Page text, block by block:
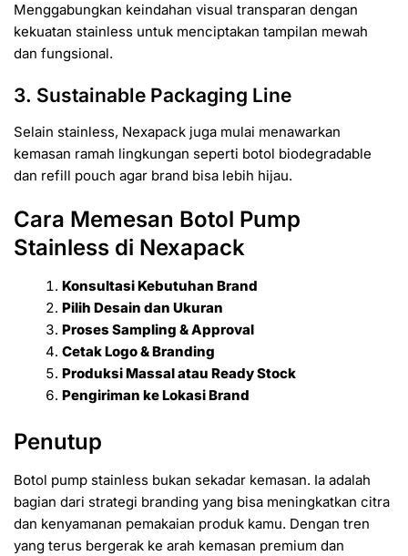
Menggabungkan keindahan visual transparan dengan
kekuatan stainless untuk menciptakan tampilan mewah
dan fungsional.
3. Sustainable Packaging Line
Selain stainless, Nexapack juga mulai menawarkan
kemasan ramah lingkungan seperti botol biodegradable
dan refill pouch agar brand bisa lebih hijau.
Cara Memesan Botol Pump
Stainless di Nexapack
Konsultasi Kebutuhan Brand
Pilih Desain dan Ukuran
Proses Sampling & Approval
Cetak Logo & Branding
Produksi Massal atau Ready Stock
Pengiriman ke Lokasi Brand
Penutup
Botol pump stainless bukan sekadar kemasan. Ia adalah
bagian dari strategi branding yang bisa meningkatkan citra
dan kenyamanan pemakaian produk kamu. Dengan tren
yang terus bergerak ke arah kemasan premium dan